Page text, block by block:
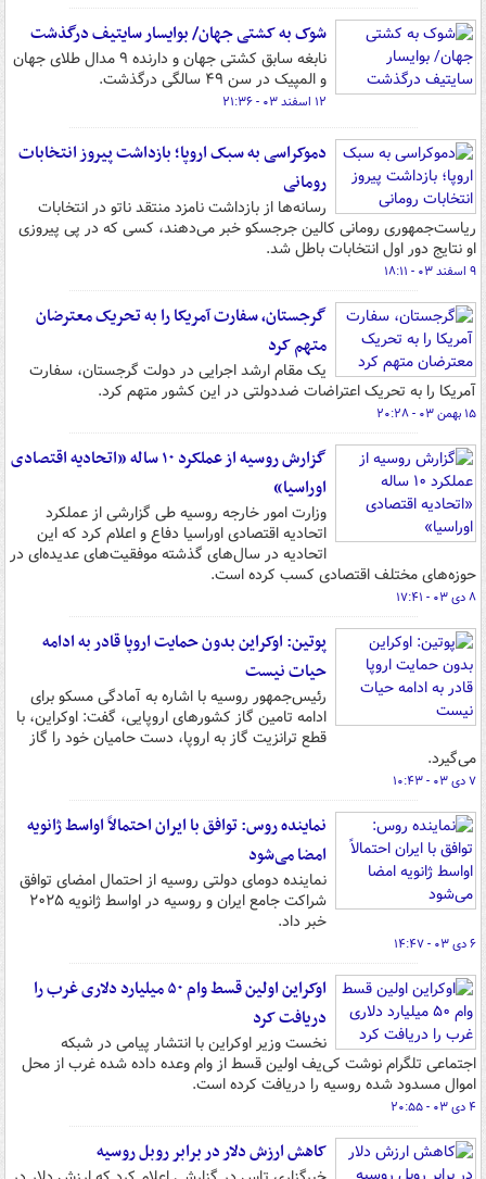
شوک به کشتی جهان/ بوایسار سایتیف درگذشت
نابغه سابق کشتی جهان و دارنده ۹ مدال طلای جهان
و المپیک در سن ۴۹ سالگی درگذشت.
۱۲ اسفند ۰۳ - ۲۱:۳۶
دموکراسی به سبک اروپا؛ بازداشت پیروز انتخابات
رومانی
رسانه‌ها از بازداشت نامزد منتقد ناتو در انتخابات
ریاست‌جمهوری رومانی کالین جرجسکو خبر می‌دهند، کسی که در پی پیروزی
او نتایج دور اول انتخابات باطل شد.
۹ اسفند ۰۳ - ۱۸:۱۱
گرجستان، سفارت آمریکا را به تحریک معترضان
متهم کرد
یک مقام ارشد اجرایی در دولت گرجستان، سفارت
آمریکا را به تحریک اعتراضات ضددولتی در این کشور متهم کرد.
۱۵ بهمن ۰۳ - ۲۰:۲۸
گزارش روسیه از عملکرد ۱۰ ساله «اتحادیه اقتصادی
اوراسیا»
وزارت امور خارجه روسیه طی گزارشی از عملکرد
اتحادیه اقتصادی اوراسیا دفاع و اعلام کرد که این
اتحادیه در سال‌های گذشته موفقیت‌های عدیده‌ای در
حوزه‌های مختلف اقتصادی کسب کرده است.
۸ دی ۰۳ - ۱۷:۴۱
پوتین: اوکراین بدون حمایت اروپا قادر به ادامه
حیات نیست
رئیس‌جمهور روسیه با اشاره به آمادگی مسکو برای
ادامه تامین گاز کشورهای اروپایی، گفت: اوکراین، با
قطع ترانزیت گاز به اروپا، دست حامیان خود را گاز
می‌گیرد.
۷ دی ۰۳ - ۱۰:۴۳
نماینده روس: توافق با ایران احتمالاً اواسط ژانویه
امضا می‌شود
نماینده دومای دولتی روسیه از احتمال امضای توافق
شراکت جامع ایران و روسیه در اواسط ژانویه ۲۰۲۵
خبر داد.
۶ دی ۰۳ - ۱۴:۴۷
اوکراین اولین قسط وام ۵۰ میلیارد دلاری غرب را
دریافت کرد
نخست وزیر اوکراین با انتشار پیامی در شبکه
اجتماعی تلگرام نوشت کی‌یف اولین قسط از وام وعده داده شده غرب از محل
اموال مسدود شده روسیه را دریافت کرده است.
۴ دی ۰۳ - ۲۰:۵۵
کاهش ارزش دلار در برابر روبل روسیه